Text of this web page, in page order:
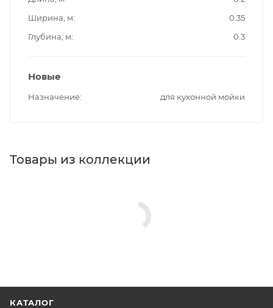
Ширина, м
0.35
Глубина, м
0.3
Новые
Назначение для кухонной мойки
Товары из коллекции
КАТАЛОГ